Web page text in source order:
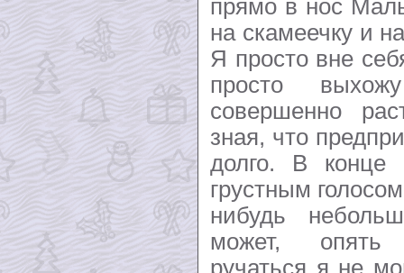
прямо в нос
на скамеечку и
Я просто вне
просто
совершенно
зная, что
долго. В конце
грустным
нибудь
может, опять
ручаться я не